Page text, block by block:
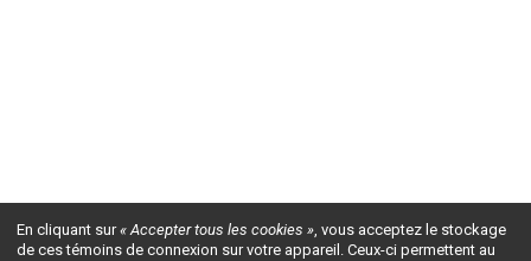
En cliquant sur« Accepter tous les cookies », vous acceptez le stockage
de ces témoins de connexion sur votre appareil. Ceux-ci permettent au